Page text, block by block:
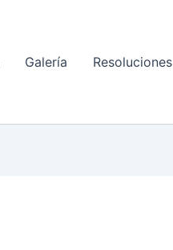
Galería Resoluciones